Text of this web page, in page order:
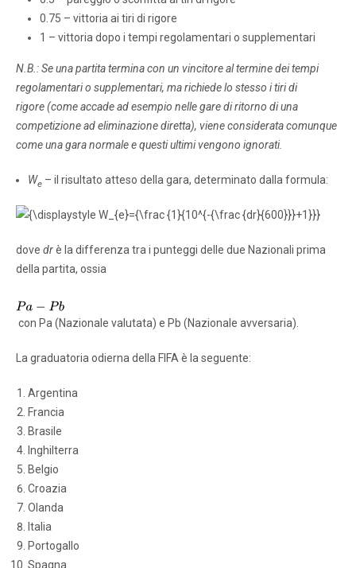
0.75 – vittoria ai tiri di rigore
1 – vittoria dopo i tempi regolamentari o supplementari
N.B.: Se una partita termina con un vincitore al termine dei tempi
regolamentari o supplementari, ma richiede lo stesso i tiri di
rigore (come accade ad esempio nelle gare di ritorno di una
competizione ad eliminazione diretta), viene considerata comunque
come una gara normale e questi ultimi vengono ignorati.
We – il risultato atteso della gara, determinato dalla formula:
dove drè la differenza tra i punteggi delle due Nazionali prima
della partita, ossia
con Pa (Nazionale valutata) e Pb (Nazionale avversaria).
La graduatoria odierna della FIFA è la seguente:
Argentina
Francia
Brasile
Inghilterra
Belgio
Croazia
Olanda
Italia
Portogallo
Spagna